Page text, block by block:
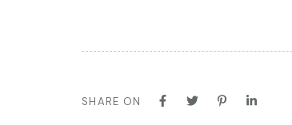
SHARE ON